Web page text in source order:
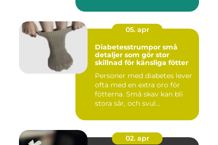
05. apr
Diabetesstrumpor små
detaljer som gör stor
skillnad för känsliga fötter
Personer med diabetes lever
ofta med en extra oro för
fötterna. Små skav kan bli
stora sår, och svul...
02. apr